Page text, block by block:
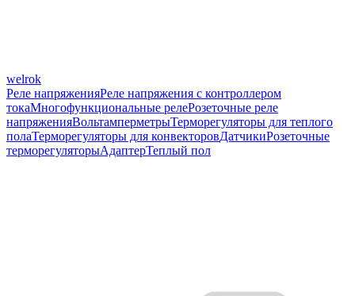
welrok
Реле напряженияРеле напряжения с контроллером
токаМногофункциональные релеРозеточные реле
напряженияВольтамперметрыТерморегуляторы для теплого
полаТерморегуляторы для конвекторовДатчикиРозеточные
терморегуляторыАдаптерТеплый пол